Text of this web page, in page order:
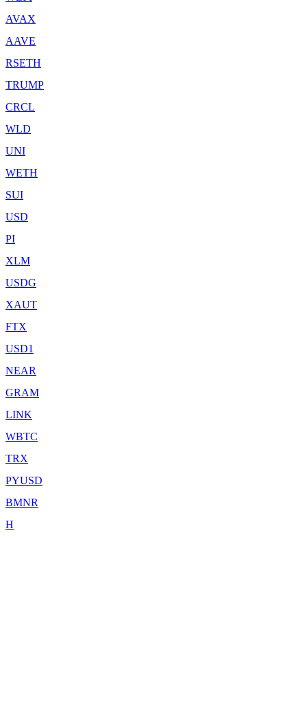
AVAX
AAVE
RSETH
TRUMP
CRCL
WLD
UNI
WETH
SUI
USD
PI
XLM
USDG
XAUT
FTX
USD1
NEAR
GRAM
LINK
WBTC
TRX
PYUSD
BMNR
H